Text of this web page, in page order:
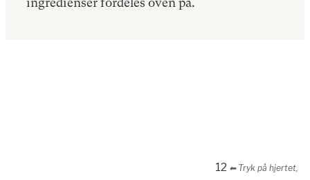
12 ⬅︎ Tryk på hjertet,